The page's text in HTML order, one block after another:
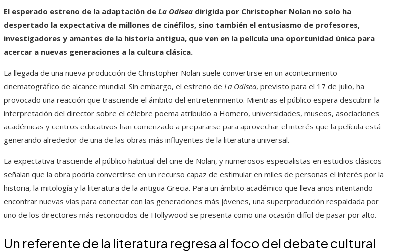
El esperado estreno de la adaptación de La Odisea dirigida por Christopher Nolan no solo ha
despertado la expectativa de millones de cinéfilos, sino también el entusiasmo de profesores,
investigadores y amantes de la historia antigua, que ven en la película una oportunidad única para
acercar a nuevas generaciones a la cultura clásica.
La llegada de una nueva producción de Christopher Nolan suele convertirse en un acontecimiento
cinematográfico de alcance mundial. Sin embargo, el estreno de La Odisea, previsto para el 17 de julio, ha
provocado una reacción que trasciende el ámbito del entretenimiento. Mientras el público espera descubrir la
interpretación del director sobre el célebre poema atribuido a Homero, universidades, museos, asociaciones
académicas y centros educativos han comenzado a prepararse para aprovechar el interés que la película está
generando alrededor de una de las obras más influyentes de la literatura universal.
La expectativa trasciende al público habitual del cine de Nolan, y numerosos especialistas en estudios clásicos
señalan que la obra podría convertirse en un recurso capaz de estimular en miles de personas el interés por la
historia, la mitología y la literatura de la antigua Grecia. Para un ámbito académico que lleva años intentando
encontrar nuevas vías para conectar con las generaciones más jóvenes, una superproducción respaldada por
uno de los directores más reconocidos de Hollywood se presenta como una ocasión difícil de pasar por alto.
Un referente de la literatura regresa al foco del debate cultural